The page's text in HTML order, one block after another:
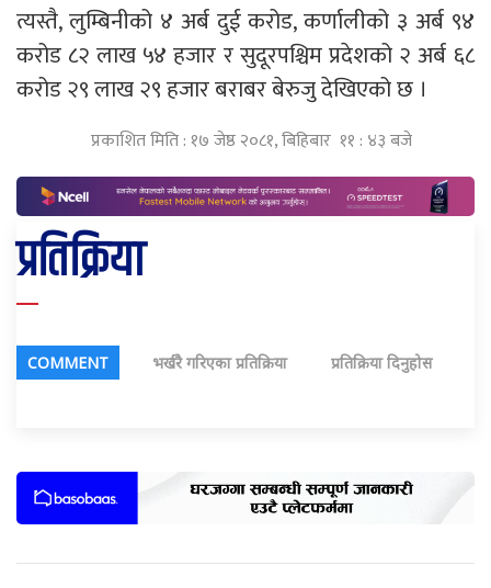
त्यस्तै, लुम्बिनीको ४ अर्ब दुई करोड, कर्णालीको ३ अर्ब ९४
करोड ८२ लाख ५४ हजार र सुदूरपश्चिम प्रदेशको २ अर्ब ६८
करोड २९ लाख २९ हजार बराबर बेरुजु देखिएको छ ।
प्रकाशित मिति : १७ जेष्ठ २०८१, बिहिबार ११ : ४३ बजे
प्रतिक्रिया
COMMENT भर्खरै गरिएका प्रतिक्रिया प्रतिक्रिया दिनुहोस